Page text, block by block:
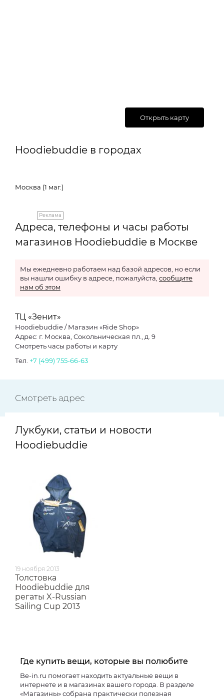
Открыть карту
Hoodiebuddie в городах
Москва (1 маг.)
Реклама
Адреса, телефоны и часы работы
магазинов Hoodiebuddie в Москве
Мы ежедневно работаем над базой адресов, но если
вы нашли ошибку в адресе, пожалуйста, сообщите
нам об этом
ТЦ «Зенит»
Hoodiebuddie / Магазин «Ride Shop»
Адрес: г. Москва, Сокольническая пл., д. 9
Смотреть часы работы и карту
Тел. +7 (499) 755-66-63
Смотреть адрес
Лукбуки, статьи и новости
Hoodiebuddie
19 ноября 2013
Толстовка
Hoodiebuddie для
регаты X-Russian
Sailing Cup 2013
Где купить вещи, которые вы полюбите
Be-in.ru помогает находить актуальные вещи в
интернете и в магазинах вашего города. В разделе
«Магазины» собрана практически полезная